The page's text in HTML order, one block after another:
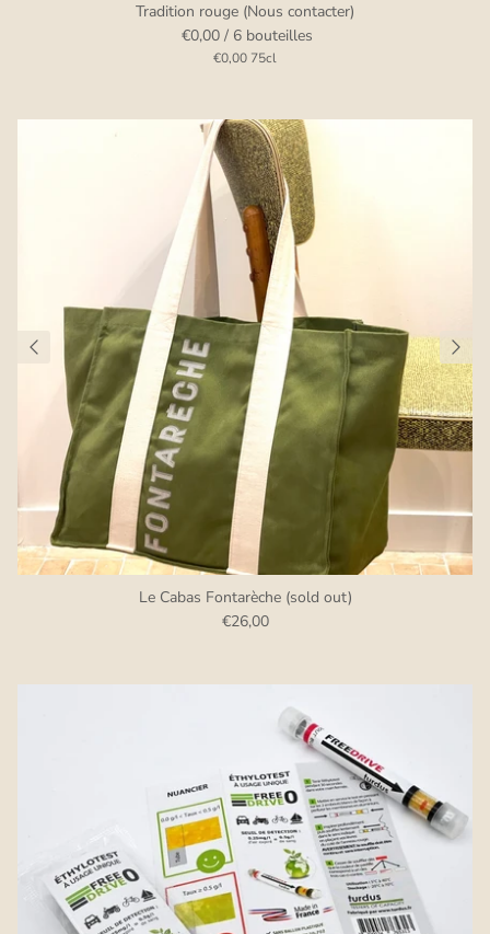
Tradition rouge (Nous contacter)
€0,00 / 6 bouteilles
€0,00 75cl
Le Cabas Fontarèche (sold out)
€26,00